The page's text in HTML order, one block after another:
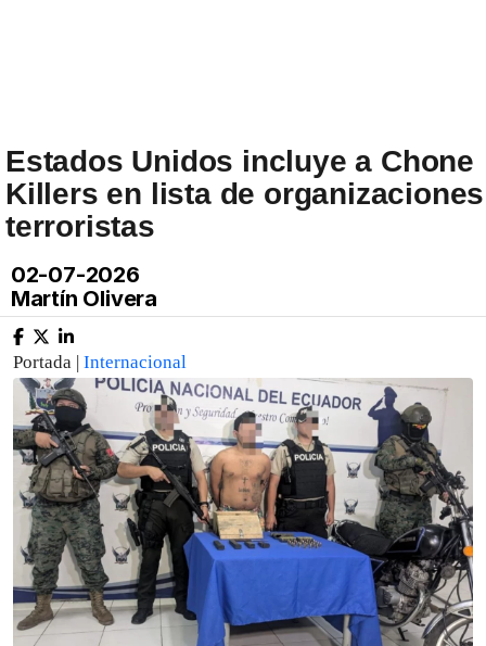
Estados Unidos incluye a Chone
Killers en lista de organizaciones
terroristas
02-07-2026
Martín Olivera
Portada | Internacional